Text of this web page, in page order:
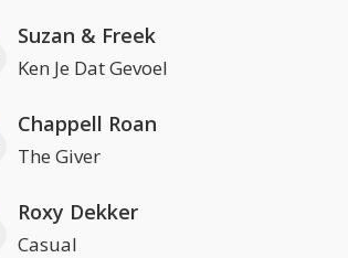
Suzan & Freek
Ken Je Dat Gevoel
Chappell Roan
The Giver
Roxy Dekker
Casual